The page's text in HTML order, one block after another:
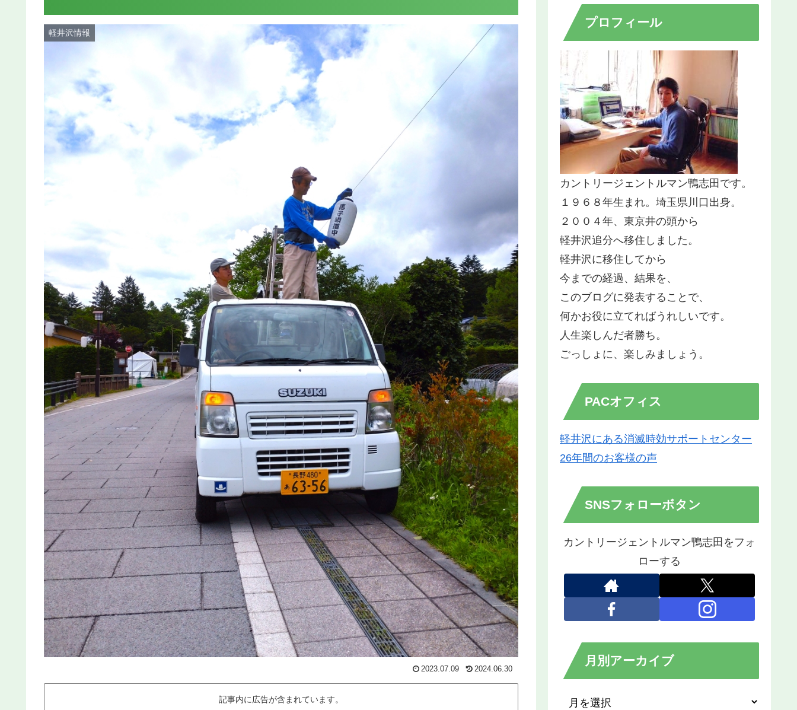
軽井沢情報
2023.07.09 2024.06.30
記事内に広告が含まれています。
プロフィール
カントリージェントルマン鴨志田です。
１９６８年生まれ。埼玉県川口出身。
２００４年、東京井の頭から
軽井沢追分へ移住しました。
軽井沢に移住してから
今までの経過、結果を、
このブログに発表することで、
何かお役に立てればうれしいです。
人生楽しんだ者勝ち。
ごっしょに、楽しみましょう。
PACオフィス
軽井沢にある消滅時効サポートセンター
26年間のお客様の声
SNSフォローボタン
カントリージェントルマン鴨志田をフォ
ローする
月別アーカイブ